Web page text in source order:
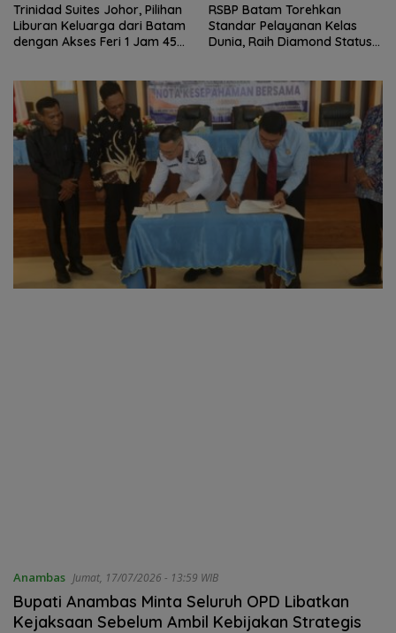
Trinidad Suites Johor, Pilihan
Liburan Keluarga dari Batam
dengan Akses Feri 1 Jam 45
RSBP Batam Torehkan
Standar Pelayanan Kelas
Dunia, Raih Diamond Status
Anambas Jumat, 17/07/2026 - 13:59 WIB
Bupati Anambas Minta Seluruh OPD Libatkan
Kejaksaan Sebelum Ambil Kebijakan Strategis